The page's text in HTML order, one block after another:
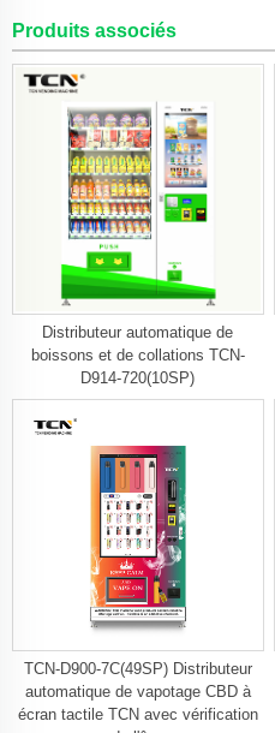
Produits associés
Distributeur automatique de
boissons et de collations TCN-
D914-720(10SP)
TCN-D900-7C(49SP) Distributeur
automatique de vapotage CBD à
écran tactile TCN avec vérification